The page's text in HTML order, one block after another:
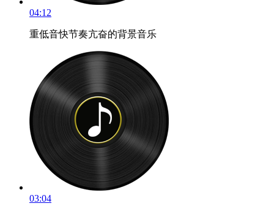
04:12
重低音快节奏亢奋的背景音乐
03:04